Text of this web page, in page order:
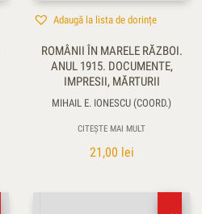
Adaugă la lista de dorințe
ROMÂNII ÎN MARELE RĂZBOI.
ANUL 1915. DOCUMENTE,
IMPRESII, MĂRTURII
MIHAIL E. IONESCU (COORD.)
CITEȘTE MAI MULT
21,00 lei